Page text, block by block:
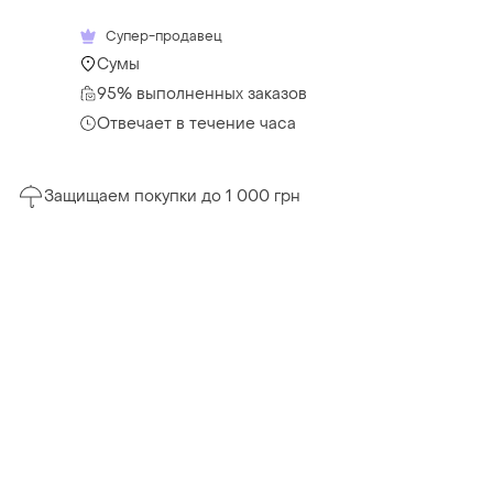
Супер-продавец
Сумы
95% выполненных заказов
Отвечает в течение часа
Защищаем покупки до 1 000 грн